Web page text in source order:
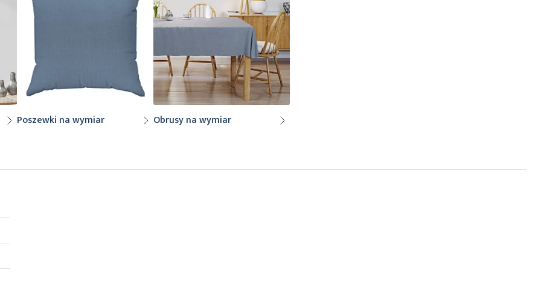
Poszewki na wymiar Obrusy na wymiar